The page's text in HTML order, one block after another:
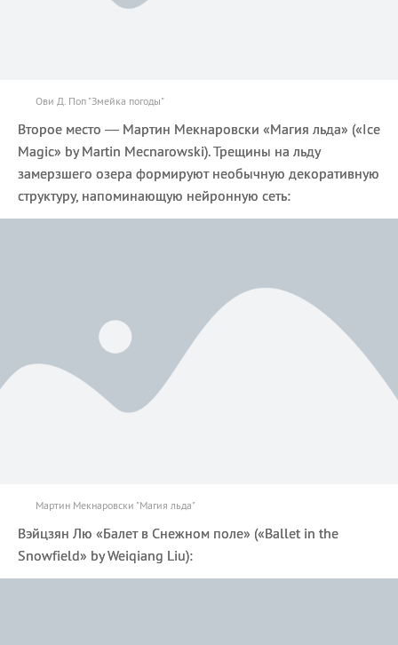
Ови Д. Поп "Змейка погоды"
Второе место — Мартин Мекнаровски «Магия льда» («Ice
Magic» by Martin Mecnarowski). Трещины на льду
замерзшего озера формируют необычную декоративную
структуру, напоминающую нейронную сеть:
Мартин Мекнаровски "Магия льда"
Вэйцзян Лю «Балет в Снежном поле» («Ballet in the
Snowfield» by Weiqiang Liu):